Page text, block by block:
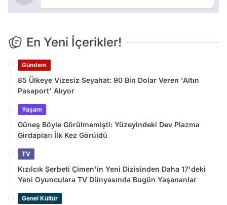
En Yeni İçerikler!
Gündem
85 Ülkeye Vizesiz Seyahat: 90 Bin Dolar Veren 'Altın
Pasaport' Alıyor
Yaşam
Güneş Böyle Görülmemişti: Yüzeyindeki Dev Plazma
Girdapları İlk Kez Görüldü
TV
Kızılcık Şerbeti Çimen'in Yeni Dizisinden Daha 17'deki
Yeni Oyunculara TV Dünyasında Bugün Yaşananlar
Genel Kültür